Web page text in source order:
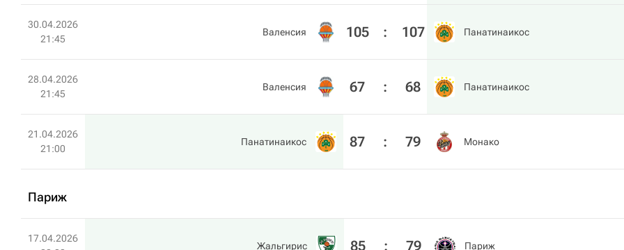
30.04.2026
21:45
Валенсия 105 : 107 Панатинаикос
28.04.2026
21:45
Валенсия 67 : 68 Панатинаикос
21.04.2026
21:00
Панатинаикос 87 : 79 Монако
Париж
17.04.2026
Жальгирис 85 : 79 Париж